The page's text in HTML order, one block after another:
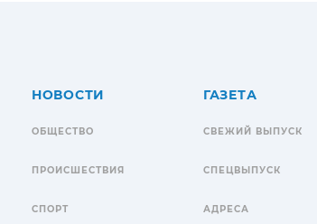
НОВОСТИ
ОБЩЕСТВО
ПРОИСШЕСТВИЯ
СПОРТ
ГАЗЕТА
СВЕЖИЙ ВЫПУСК
СПЕЦВЫПУСК
АДРЕСА